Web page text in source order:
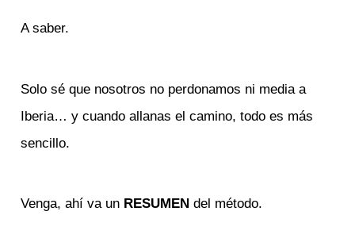
A saber.
Solo sé que nosotros no perdonamos ni media a
Iberia… y cuando allanas el camino, todo es más
sencillo.
Venga, ahí va un RESUMEN del método.